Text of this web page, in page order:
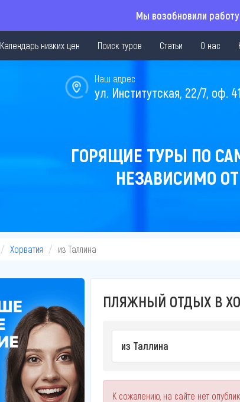
Мы возобновили работу
Календарь низких цен Поиск туров Статьи О нас
Наш адрес
ул. Институтская, 22/7, оф.
ГОРЯЩИЕ ТУРЫ ПО
НЕЗАВИСИМО
Хорватия из Таллина
ПЛЯЖНЫЙ ОТДЫХ В
из Таллина
К сожалению, на сайте нет